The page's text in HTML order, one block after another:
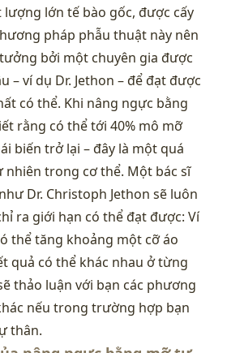
lớn tế bào gốc, được cấy
pháp phẫu thuật này nên
bởi một chuyên gia được
– ví dụ Dr. Jethon – để đạt được
có thể. Khi nâng ngực bằng
rằng có thể tới 40% mô mỡ
biến trở lại – đây là một quá
trong cơ thể. Một bác sĩ
Dr. Christoph Jethon sẽ luôn
ra giới hạn có thể đạt được: Ví
thể tăng khoảng một cỡ áo
quả có thể khác nhau ở từng
thảo luận với bạn các phương
nếu trong trường hợp bạn
thân.